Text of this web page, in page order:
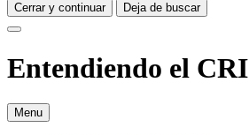
Cerrar y continuar Deja de buscar
Entendiendo el CRI
Menu